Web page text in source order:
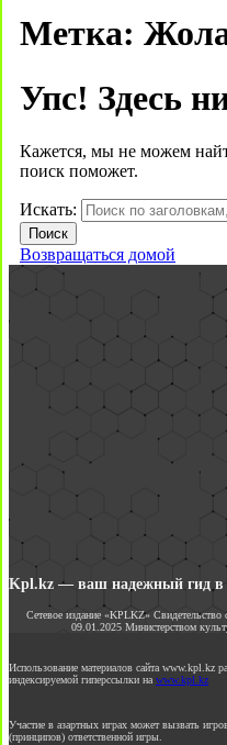
Метка:
Упс! Здесь
Кажется, мы не можем
поиск поможет.
Искать:
Возвращаться домой
Kpl.kz — ваш надежный гид в
Сетевое издание «KPLKZ»
09.01.2025 Министерством
Использование материалов сайта www.kpl.kz
индексируемой гиперссылки на www.kpl.kz
Участие в азартных играх может вызвать
(принципов) ответственной игры.